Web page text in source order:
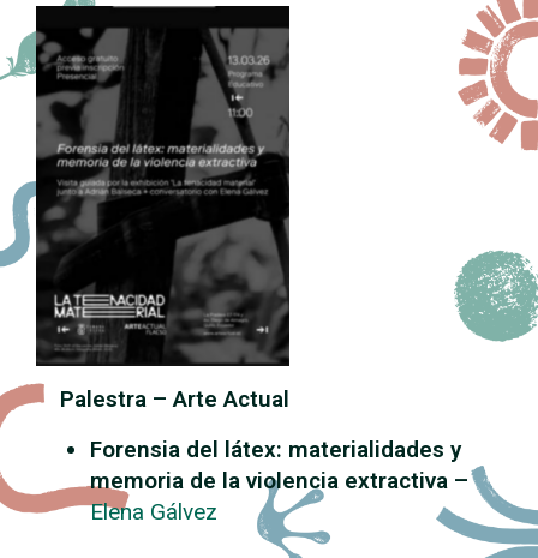
Palestra – Arte Actual
Forensia del látex: materialidades y
memoria de la violencia extractiva –
Elena Gálvez